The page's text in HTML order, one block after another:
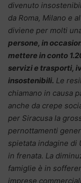
divenuto
da Roma, Milano e
diviene per molti
persone, in
mettere in conto
servizi e trasporti,
insostenibili. Le
chiamano in causa
anche da crepe
per Siracusa la
pernottamenti
spietata indagine di
in frenata. La
famiglie è in
imprese